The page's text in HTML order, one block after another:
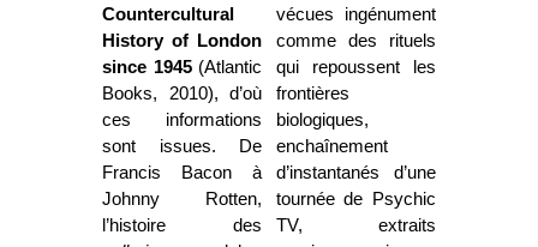
Countercultural
History of London
since 1945 (Atlantic
Books, 2010), d’où
ces informations
sont issues. De
Francis Bacon à
Johnny Rotten,
l’histoire des
vécues ingénument
comme des rituels
qui repoussent les
frontières
biologiques,
enchaînement
d’instantanés d’une
tournée de Psychic
TV, extraits